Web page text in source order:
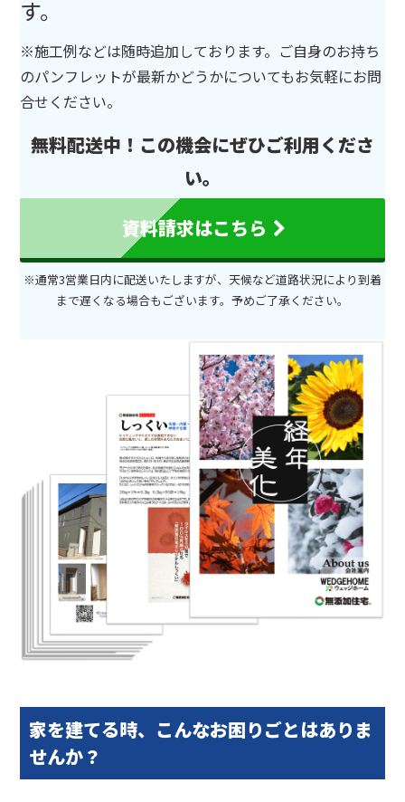
す。
※施工例などは随時追加しております。ご自身のお持ち
のパンフレットが最新かどうかについてもお気軽にお問
合せください。
無料配送中！この機会にぜひご利用くださ
い。
資料請求はこちら
※通常3営業日内に配送いたしますが、天候など道路状況により到着
まで遅くなる場合もございます。予めご了承ください。
家を建てる時、 こんなお困りごとはありま
せんか？